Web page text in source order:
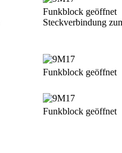
Funkblock geöffnet
Steckverbindung
Funkblock geöffnet
Funkblock geöffnet